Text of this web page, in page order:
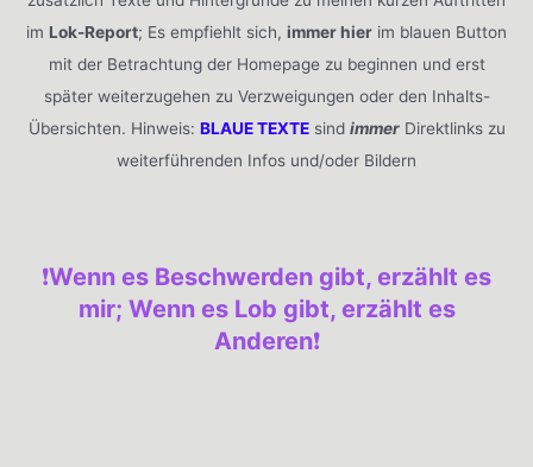
im Lok-Report; Es empfiehlt sich, immer hier im blauen Button
mit der Betrachtung der Homepage zu beginnen und erst
später weiterzugehen zu Verzweigungen oder den Inhalts-
Übersichten. Hinweis: BLAUE TEXTEsind immerDirektlinks zu
weiterführenden Infos und/oder Bildern
❗️Wenn es Beschwerden gibt, erzählt es
mir; Wenn es Lob gibt, erzählt es
Anderen❗️